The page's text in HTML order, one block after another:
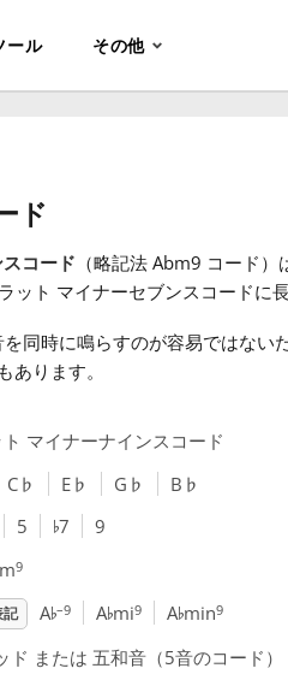
ール その他
ド
コード （略記法 Abm9 コード）
ット マイナーセブンスコードに
同時に鳴らすのが容易ではない
あります。
マイナーナインスコード
C♭ E♭ G ♭ B ♭
5 ♭7 9
9
A♭–9 A♭mi9 A♭min9
ド または 五和音（5音のコード）